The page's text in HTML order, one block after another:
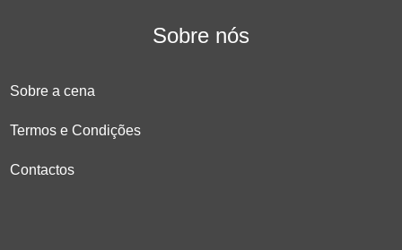
Sobre nós
Sobre a cena
Termos e Condições
Contactos